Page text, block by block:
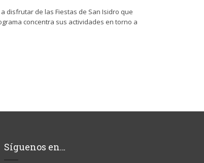
disfrutar de las Fiestas de San Isidro que
concentra sus actividades en torno a
Síguenos en…